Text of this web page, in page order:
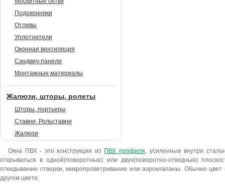
Подоконники
Отливы
Уплотнители
Оконная вентиляция
Сэндвич-панели
Монтажные материалы
Жалюзи, шторы, ролеты
Шторы, портьеры
Ставни, Рольставни
Жалюзи
Окна ПВХ - это конструкции из ПВХ профиля, усиленные внутри
открываться в одной(поворотные) или двух(поворотно-откидные)
откидывание створки, микропроветривание или аэроклапаны. Обычно
другом цвете.